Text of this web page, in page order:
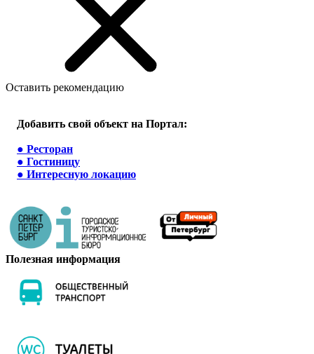
Оставить рекомендацию
Добавить свой объект на Портал:
● Ресторан
● Гостиницу
● Интересную локацию
Полезная информация